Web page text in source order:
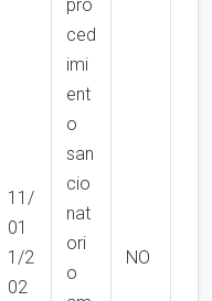
11/
01
1/2
02
pro
ced
imi
ent
o
san
cio
nat
ori
o
NO